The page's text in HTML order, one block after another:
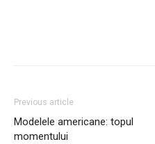
Previous article
Modelele americane: topul
momentului